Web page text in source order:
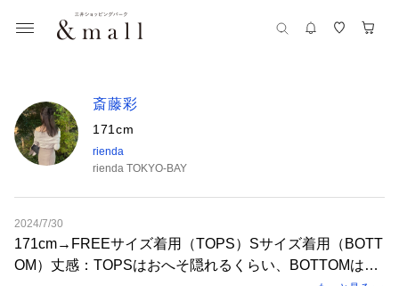
斎藤彩
171cm
rienda
rienda TOKYO-BAY
2024/7/30
171cm→FREEサイズ着用（TOPS）Sサイズ着用（BOTT
OM）丈感：TOPSはおへそ隠れるくらい、BOTTOMは太